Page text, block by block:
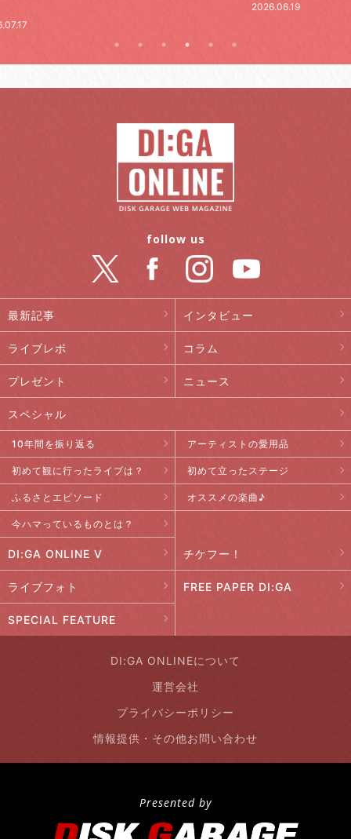
最新記事 インタビュー
ライブレポ コラム
プレゼント ニュース
スペシャル
10年間を振り返る アーティストの愛用品
初めて観に行ったライブは？ 初めて立ったステージ
ふるさとエピソード オススメの楽曲♪
今ハマっているものとは？
DI:GA ONLINE V チケフー！
ライブフォト FREE PAPER DI:GA
SPECIAL FEATURE
follow us
DI:GA ONLINEについて
運営会社
プライバシーポリシー
情報提供・その他お問い合わせ
Presented by